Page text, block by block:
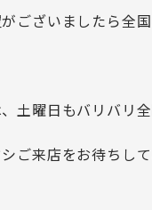
がございましたら全
土曜日もバリバリ
シご来店をお待ちし